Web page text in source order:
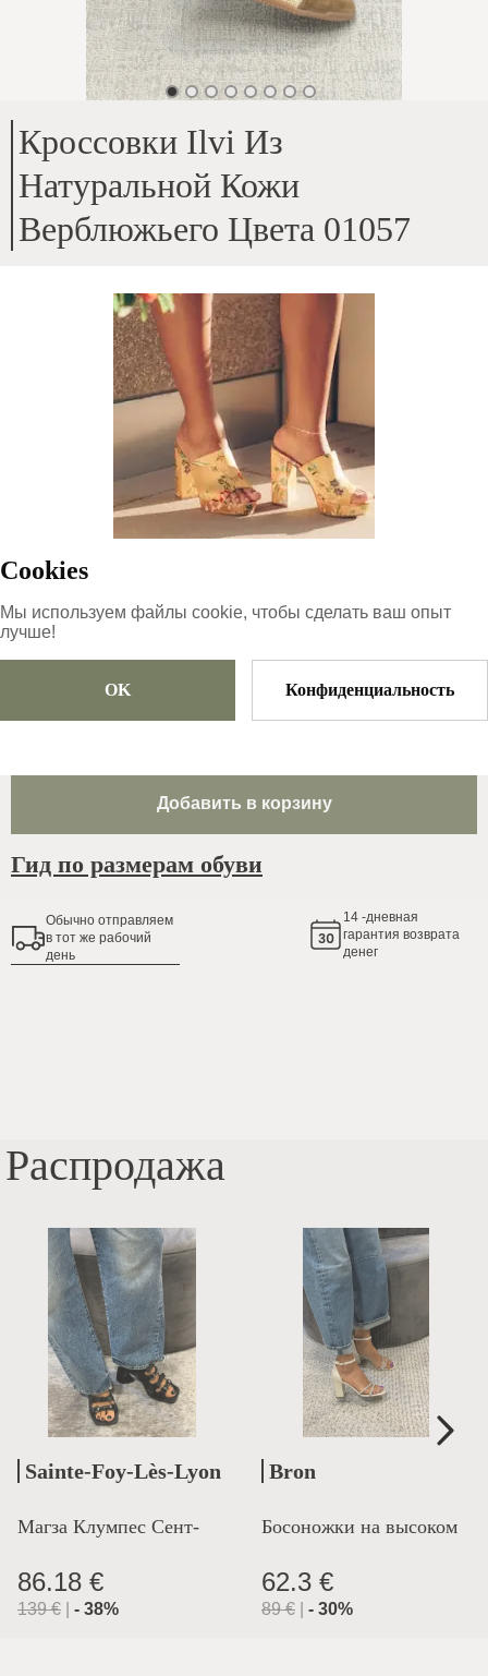
Cookies
Мы используем файлы cookie, чтобы сделать ваш опыт
лучше!
OK Конфиденциальность
Кроссовки Ilvi Из
Натуральной Кожи
Верблюжьего Цвета 01057
Внутренняя часть – натуральная кожа + канвас
Высота подошвы – 1,5 см
Бренд ilvi, отличающийся высоким качеством
Чрезвычайно мягкая кожа, легкая модель
1hWYjG5SSaZvok0fgrTH
99.99€|-
73.99€
Выберите размер
Добавить в корзину
Гид по размерам обуви
Обычно oтправляем
в тот же рабочий
день
14 -дневная
гарантия возврата
денег
Распродажа
Sainte-Foy-Lès-Lyon
Магза Клумпес Сент-
Лион
86.18 €
139€ - 38%
Bron
Босоножки на высоком
каблуке
62.3 €
89€ - 30%